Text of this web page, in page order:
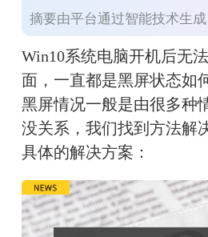
摘要由平台通过智能技术生成
Win10系统电脑开机后无
面，一直都是黑屏状态如
黑屏情况一般是由很多种
没关系，我们找到方法解
具体的解决方案：